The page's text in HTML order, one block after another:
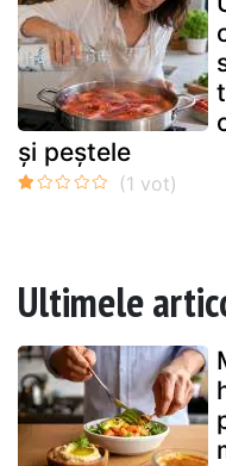
și peștele
Ultimele